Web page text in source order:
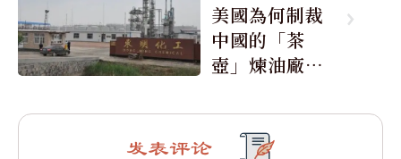
美國為何制裁
中國的「茶
壺」煉油廠與4
发表评论